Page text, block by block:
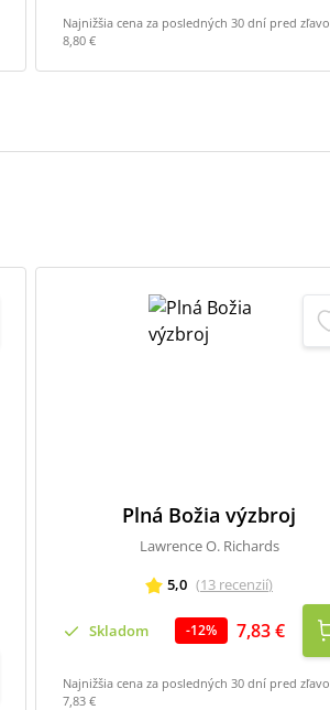
Najnižšia cena za posledných 30 dní pred
8,80 €
Plná Božia výzbroj
Lawrence O. Richards
5,0 (13 recenzií)
Skladom -12% 7,83 €
Najnižšia cena za posledných 30 dní pred
7,83 €